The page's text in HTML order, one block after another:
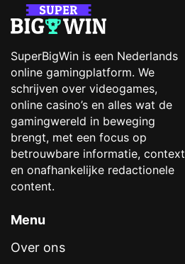
SuperBigWin is een Nederlands
online gamingplatform. We
schrijven over videogames,
online casino’s en alles wat de
gamingwereld in beweging
brengt, met een focus op
betrouwbare informatie, context
en onafhankelijke redactionele
content.
Menu
Over ons